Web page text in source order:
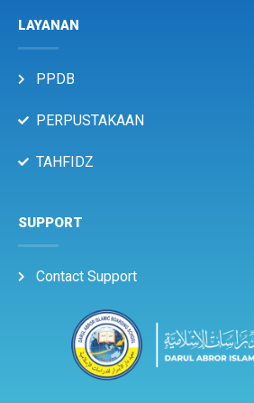
LAYANAN
PPDB
PERPUSTAKAAN
TAHFIDZ
SUPPORT
Contact Support